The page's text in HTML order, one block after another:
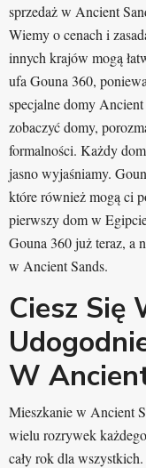
sprzedaż w Ancient
Wiemy o cenach i
innych krajów mogą
ufa Gouna 360,
specjalne domy
zobaczyć domy,
formalności. Każdy
jasno wyjaśniamy.
które również mogą ci
pierwszy dom w
Gouna 360 już teraz, a
w Ancient Sands.
Ciesz Się
W
Mieszkanie w Ancient
wielu rozrywek
cały rok dla